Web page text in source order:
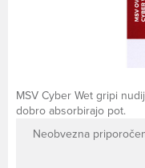
MSV Cyber Wet gripi
dobro absorbirajo pot.
Neobvezna